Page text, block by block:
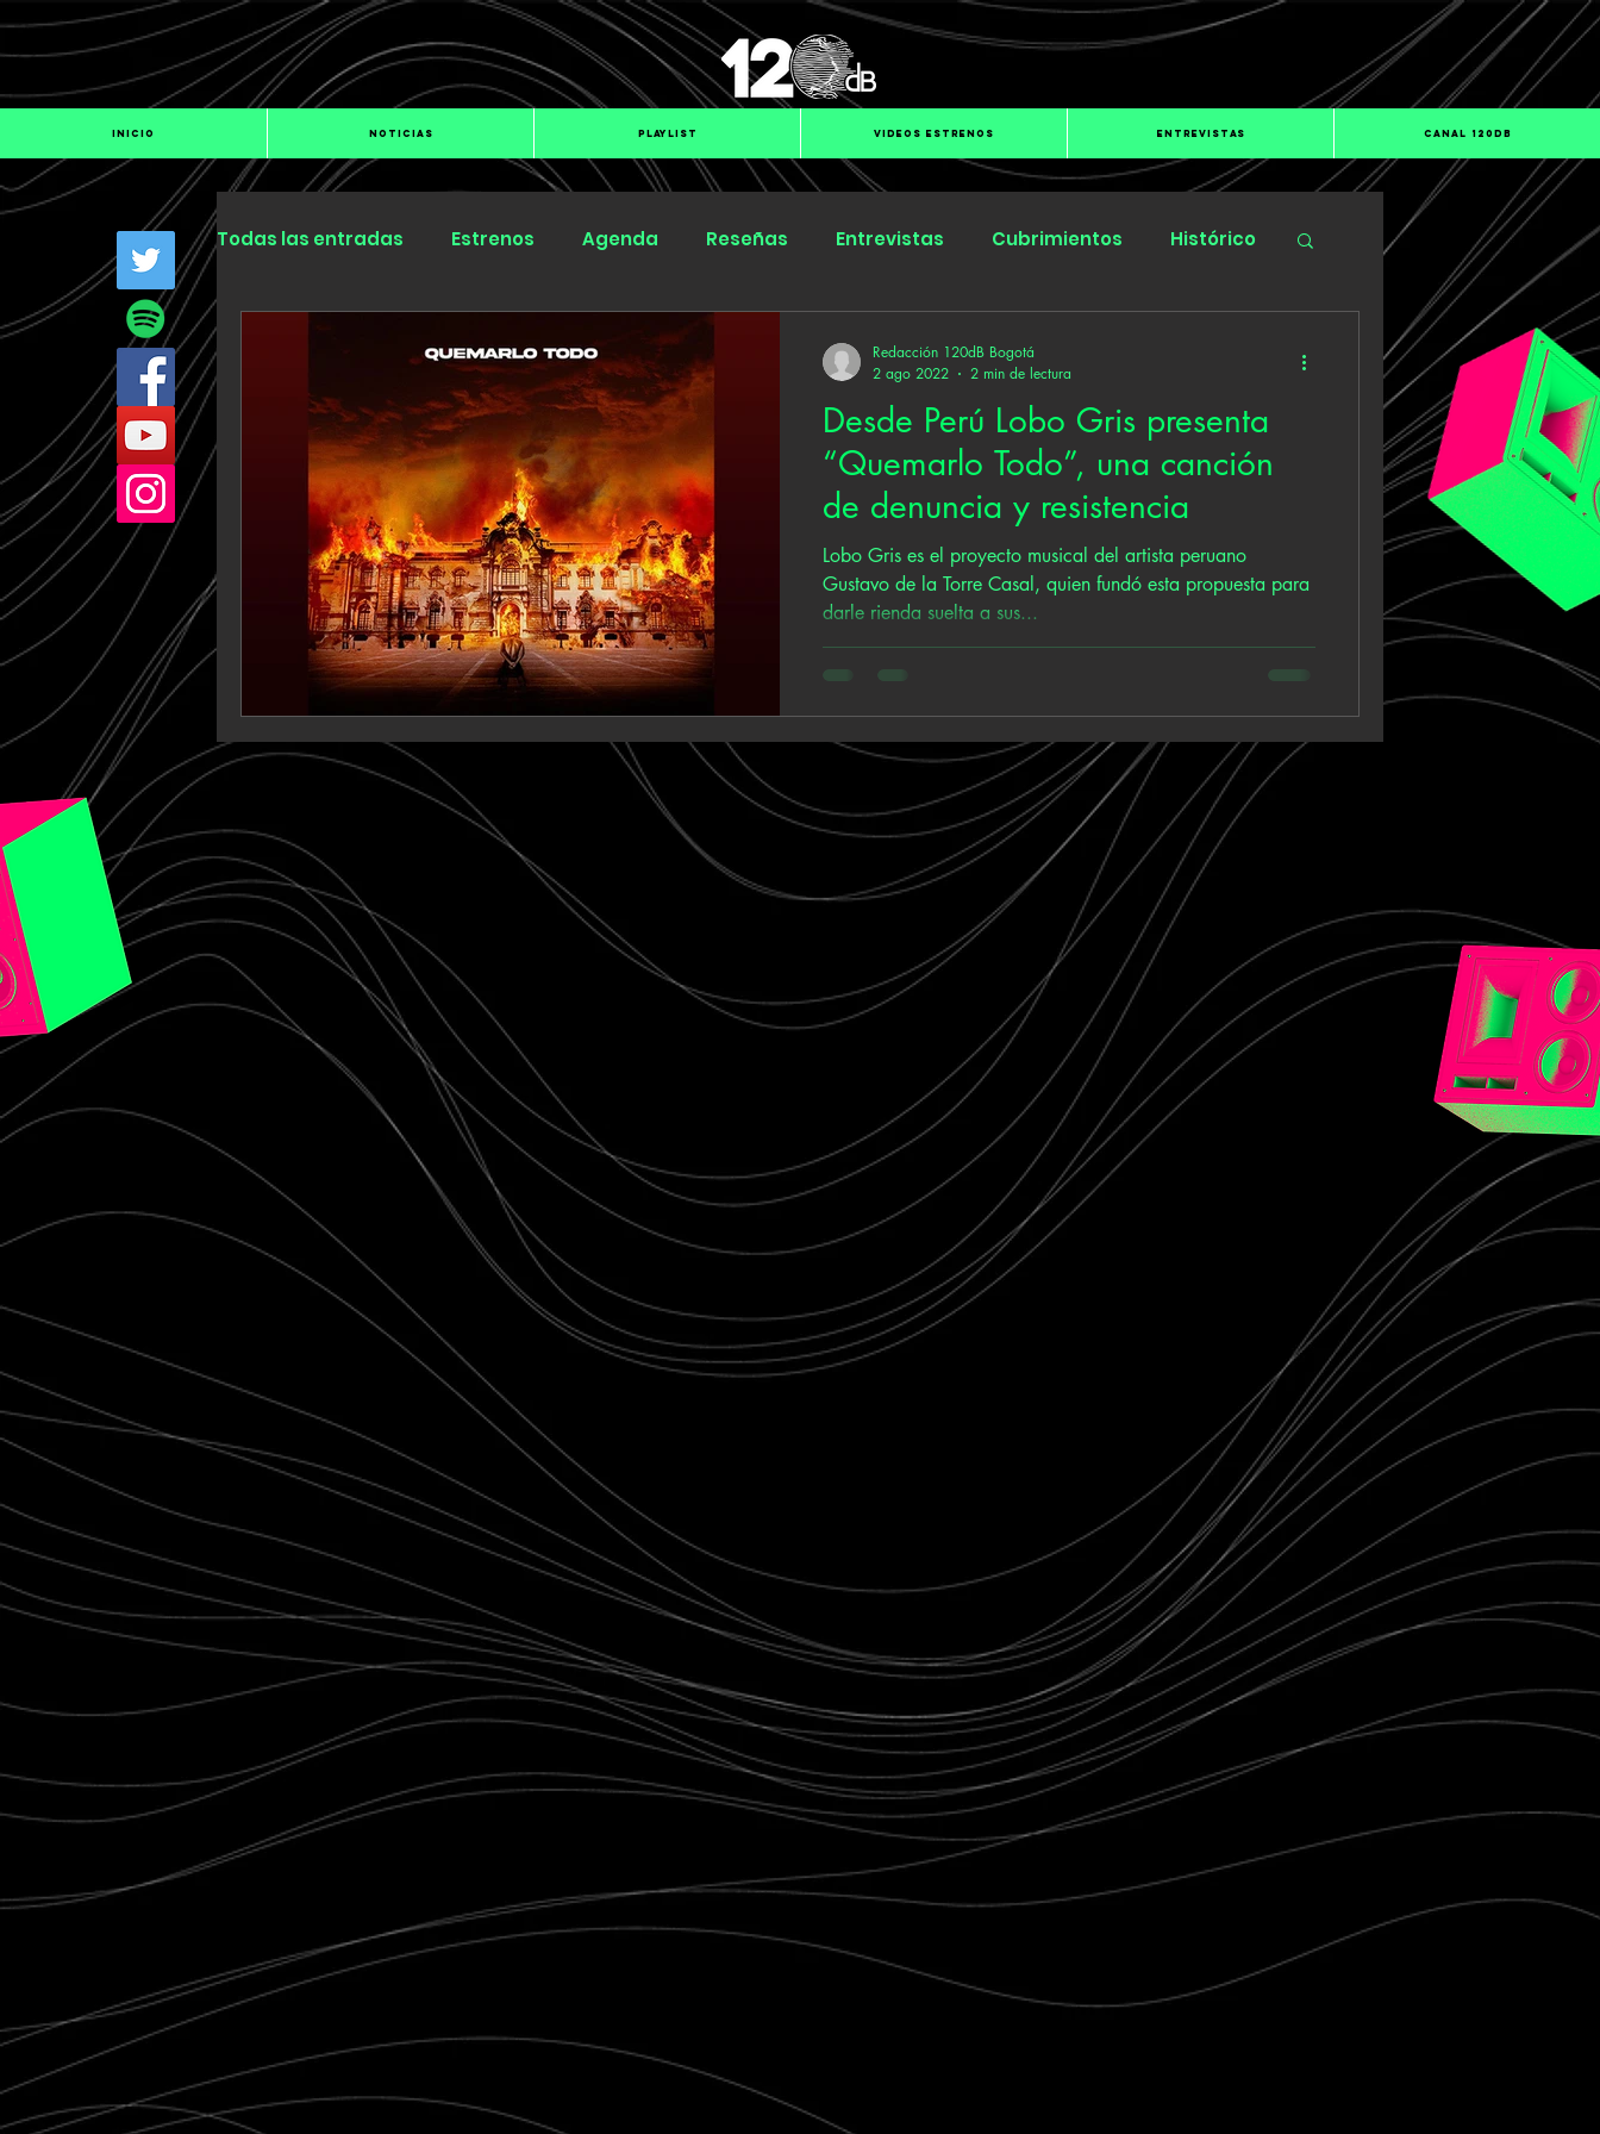
INICIO NOTICIAS PLAYLIST VIDEOS ESTRENOS ENTREVISTAS CANAL 120dB
Todas las entradas Estrenos Agenda Reseñas Entrevistas Cubrimientos Histórico
Desde Perú Lobo Gris presenta
“Quemarlo Todo”, una canción
de denuncia y resistencia
Lobo Gris es el proyecto musical del artista peruano
Gustavo de la Torre Casal, quien fundó esta propuesta para
darle rienda suelta a sus...
Redacción 120dB Bogotá
2 ago 2022
2 min de lectura